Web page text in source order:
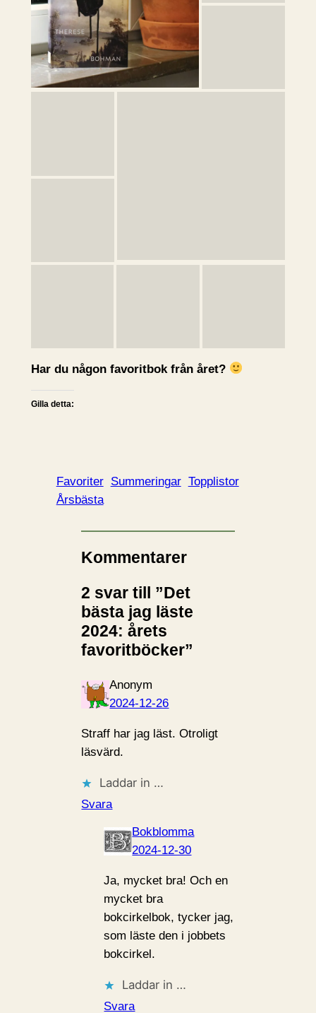
Har du någon favoritbok från året?
Gilla detta:
Favoriter Summeringar Topplistor
Årsbästa
Kommentarer
2 svar till ”Det
bästa jag läste
2024: årets
favoritböcker”
Anonym
2024-12-26
Straff har jag läst. Otroligt
läsvärd.
Laddar in …
Svara
Bokblomma
2024-12-30
Ja, mycket bra! Och en
mycket bra
bokcirkelbok, tycker jag,
som läste den i jobbets
bokcirkel.
Laddar in …
Svara